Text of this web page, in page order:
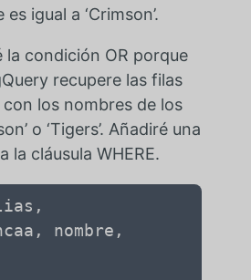
igual a ‘Crimson’.
la condición OR porque
recupere las filas
los nombres de los
o ‘Tigers’. Añadiré una
la cláusula WHERE.
nombre,